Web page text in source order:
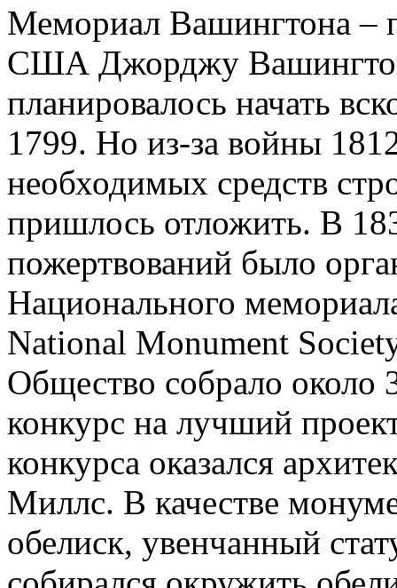
Мемориал Вашингтона –
США Джорджу
планировалось начать
1799. Но из-за войны
необходимых средств
пришлось отложить. В
пожертвований было
Национального
National Monument
Общество собрало около
конкурс на лучший
конкурса оказался
Миллс. В качестве
обелиск, увенчанный